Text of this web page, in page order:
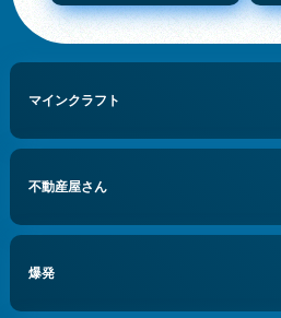
マインクラフト
不動産屋さん
爆発